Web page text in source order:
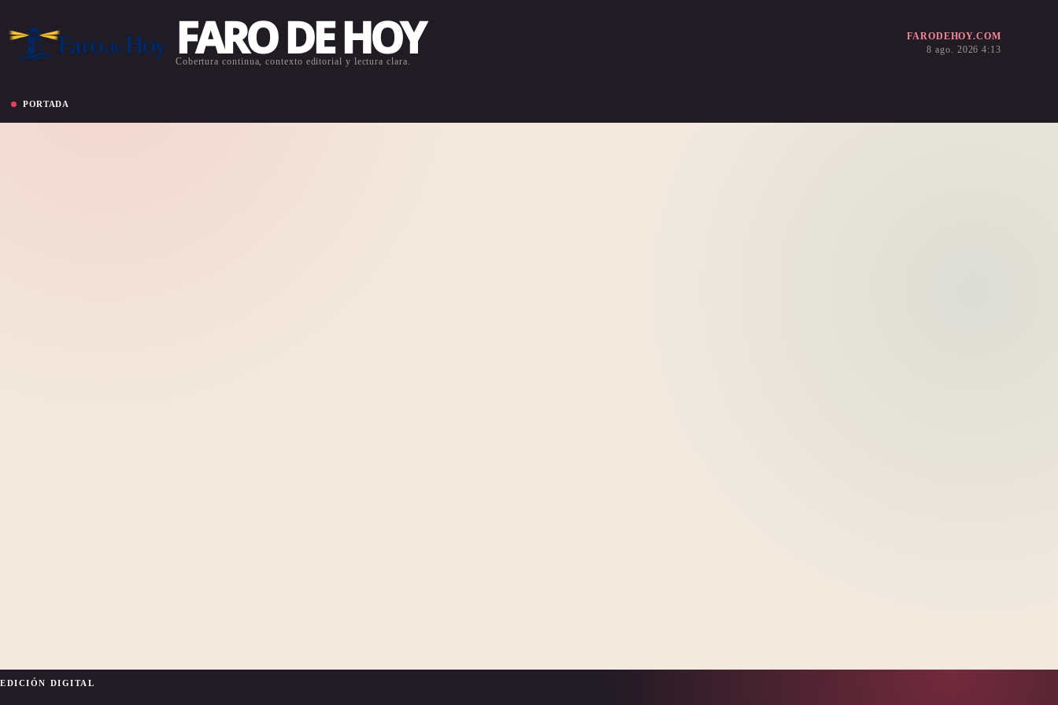
FARO DE HOY
Cobertura continua, contexto editorial y lectura clara.
FARODEHOY.COM
8 ago. 2026 4:13
PORTADA
EDICIÓN DIGITAL